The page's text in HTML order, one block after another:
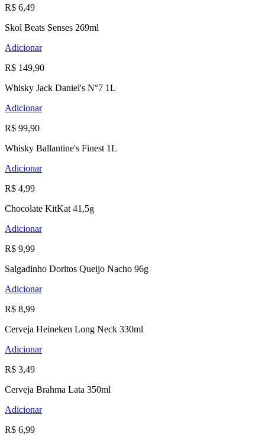
R$ 6,49
Skol Beats Senses 269ml
Adicionar
R$ 149,90
Whisky Jack Daniel's N°7 1L
Adicionar
R$ 99,90
Whisky Ballantine's Finest 1L
Adicionar
R$ 4,99
Chocolate KitKat 41,5g
Adicionar
R$ 9,99
Salgadinho Doritos Queijo Nacho 96g
Adicionar
R$ 8,99
Cerveja Heineken Long Neck 330ml
Adicionar
R$ 3,49
Cerveja Brahma Lata 350ml
Adicionar
R$ 6,99